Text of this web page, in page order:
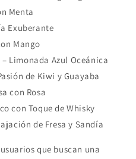
Menta
Exuberante
Mango
– Limonada Azul Oceánica
de Kiwi y Guayaba
con Rosa
con Toque de Whisky
de Fresa y Sandía
que buscan una